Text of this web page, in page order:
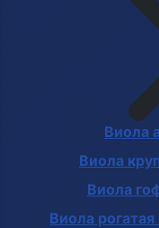
Виола
Виола
Виола
Виола